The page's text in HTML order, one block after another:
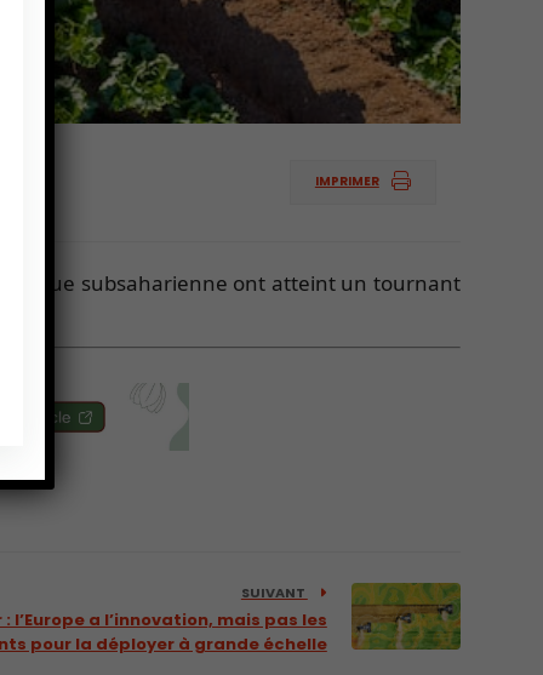
IMPRIMER
Afrique subsaharienne ont atteint un tournant
SUIVANT
a l’innovation, mais pas les
pour la déployer à grande échelle